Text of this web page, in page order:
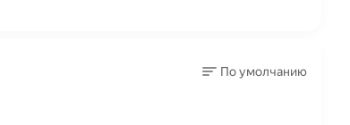
По умолчанию